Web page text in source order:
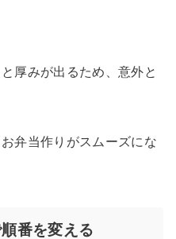
厚みが出るため、意外と
弁当作りがスムーズにな
番を変える